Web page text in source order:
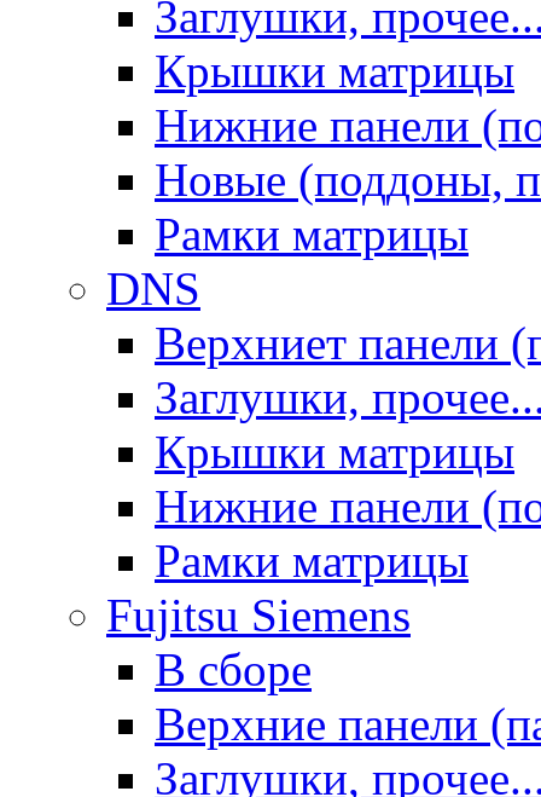
Заглушки,
Крышки матрицы
Нижние панели
Новые (поддоны,
Рамки матрицы
DNS
Верхниет панели
Заглушки,
Крышки матрицы
Нижние панели
Рамки матрицы
Fujitsu Siemens
В сборе
Верхние панели
Заглушки,